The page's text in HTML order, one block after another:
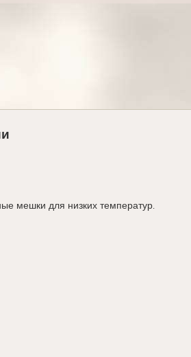
мешки для низких температур.